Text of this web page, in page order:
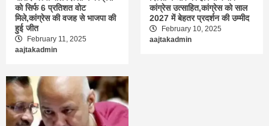
को सिर्फ 6 प्रतिशत वोट
मिले,कांग्रेस की वजह से भाजपा की
हुई जीत
February 11, 2025
aajtakadmin
कांग्रेस उत्साहित,कांग्रेस को साल
2027 में बेहतर प्रदर्शन की उम्मीद
February 10, 2025
aajtakadmin